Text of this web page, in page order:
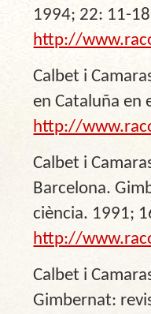
1994; 22: 11-
http://
Calbet i
en Cataluña en
http://
Calbet i
Barcelona.
ciència. 1991;
http://
Calbet i
Gimbernat: